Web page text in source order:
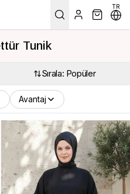
TR
Tunik
Sırala: Popüler
Avantaj